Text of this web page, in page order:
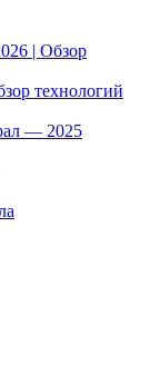
| Обзор
технологий
— 2025